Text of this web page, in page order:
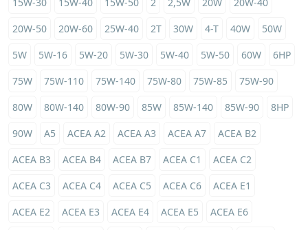
20W-50
20W-60 25W-40 2T 30W 4-T 40W
50W
5W
5W-16 5W-20 5W-30 5W-40 5W-50 60W
6HP
75W
75W-110 75W-140 75W-80 75W-85
75W-90
80W
80W-140 80W-90 85W 85W-140 85W-90
8HP
90W
A5 ACEA A2 ACEA A3 ACEA A7
ACEA B2
ACEA B3
ACEA B4 ACEA B7 ACEA C1
ACEA C2
ACEA C3
ACEA C4 ACEA C5 ACEA C6
ACEA E1
ACEA E2
ACEA E3 ACEA E4 ACEA E5
ACEA E6